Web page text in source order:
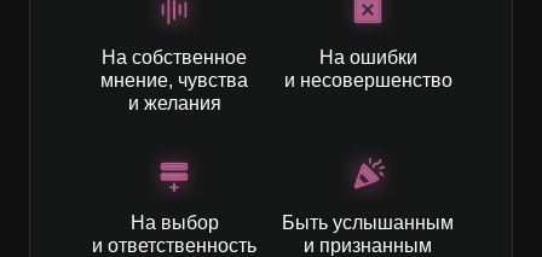
На собственное
мнение, чувства
и желания
На выбор
и ответственность
Быть услышанным
и признанным
На ошибки
и несовершенство